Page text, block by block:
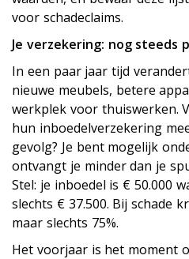
voor schadeclaims.
Je verzekering: nog steeds
In een paar jaar tijd
nieuwe meubels, betere
werkplek voor thuiswerken.
hun inboedelverzekering
gevolg? Je bent mogelijk
ontvangt je minder dan je
Stel: je inboedel is € 50.000
slechts € 37.500. Bij schade
maar slechts 75%.
Het voorjaar is het moment